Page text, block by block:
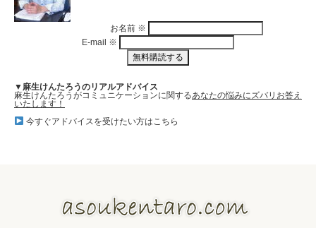
お名前 ※
E-mail ※
▼麻生けんたろうのリアルアドバイス
麻生けんたろうがコミュニケーションに関するあなたの悩みにズバリお答え
いたします！
今すぐアドバイスを受けたい方はこちら